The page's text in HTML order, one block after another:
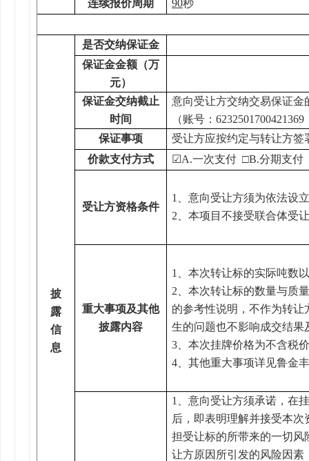
连续报价周期 90秒
披
露
信
息
是否交纳保证金
保证金金额（万
元）
保证金交纳截止
时间
意向受让方交纳交易保证
（账号：
保证事项
受让方应按约定与转让方
价款支付方式
☑A.一次支付 □B.分期支付
受让方资格条件
1、意向受让方须为依法设
2、本项目不接受联合体受
重大事项及其他
披露内容
1、本次转让标的实际吨数
2、本次转让标的数量与质
的参考性说明，不作为转
生的问题也不影响成交结果
3、本次挂牌价格为不含税
4、其他重大事项详见鲁金
1、意向受让方须承诺，在
后，即表明理解并接受本
担受让标的所带来的一切
让方原因所引发的风险因素